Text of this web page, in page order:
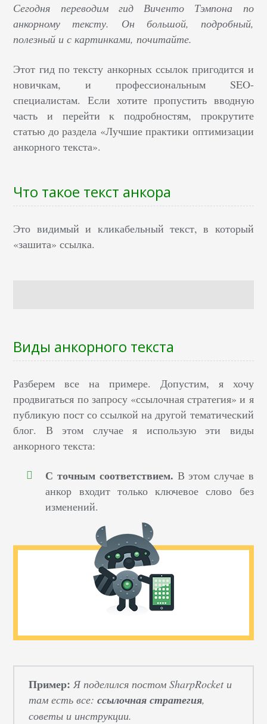
Сегодня переводим гид Виченто Тэмпона по
анкорному тексту. Он большой, подробный,
полезный и с картинками, почитайте.
Этот гид по тексту анкорных ссылок пригодится и
новичкам, и профессиональным SEO-
специалистам. Если хотите пропустить вводную
часть и перейти к подробностям, прокрутите
статью до раздела «Лучшие практики оптимизации
анкорного текста».
Что такое текст анкора
Это видимый и кликабельный текст, в который
«зашита» ссылка.
Виды анкорного текста
Разберем все на примере. Допустим, я хочу
продвигаться по запросу «ссылочная стратегия» и я
публикую пост со ссылкой на другой тематический
блог. В этом случае я использую эти виды
анкорного текста:
С точным соответствием. В этом случае в
анкор входит только ключевое слово без
изменений.
Пример:Я поделился постом SharpRocket и
там есть все:ссылочная стратегия,
советы и инструкции.